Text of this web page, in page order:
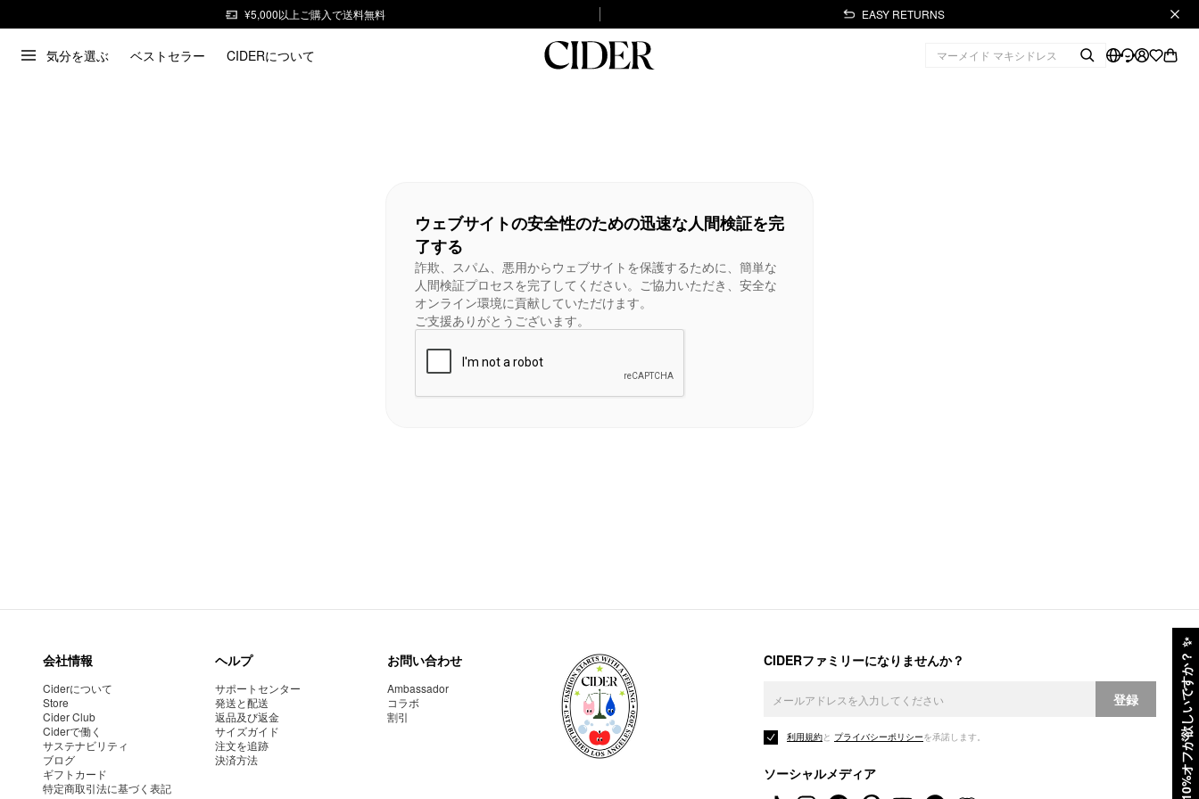
¥5,000以上ご購入で送料無料 EASY RETURNS
気分を選ぶ ベストセラー CIDERについて
10%オフが欲しいですか？
✨
ウェブサイトの安全性のための迅速な人間検証を完
了する
詐欺、スパム、悪用からウェブサイトを保護するために、簡単な
人間検証プロセスを完了してください。ご協力いただき、安全な
オンライン環境に貢献していただけます。
ご支援ありがとうございます。
会社情報
Ciderについて
Store
Cider Club
Ciderで働く
サステナビリティ
ブログ
ギフトカード
特定商取引法に基づく表記
ヘルプ
サポートセンター
発送と配送
返品及び返金
サイズガイド
注文を追跡
決済方法
お問い合わせ
Ambassador
コラボ
割引
CIDERファミリーになりませんか？
登録
利用規約と プライバシーポリシーを承諾します。
ソーシャルメディア